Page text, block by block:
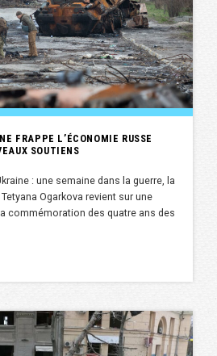
FRAPPE L’ÉCONOMIE RUSSE
SOUTIENS
: une semaine dans la guerre, la
Ogarkova revient sur une
commémoration des quatre ans des